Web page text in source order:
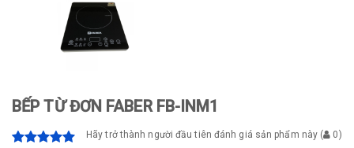
BẾP TỪ ĐƠN FABER FB-INM1
Hãy trở thành người đầu tiên đánh giá sản phẩm này ( 0)